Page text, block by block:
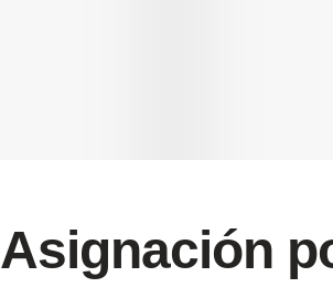
Asignación